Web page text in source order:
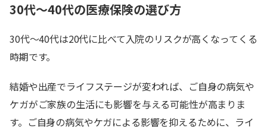
30代～40代の医療保険の選び方
30代～40代は20代に比べて入院のリスクが高くなってくる
時期です。
結婚や出産でライフステージが変われば、ご自身の病気や
ケガがご家族の生活にも影響を与える可能性が高まりま
す。ご自身の病気やケガによる影響を抑えるために、ライ